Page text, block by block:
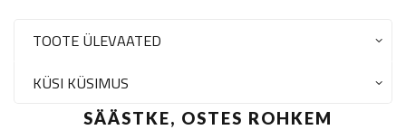
TOOTE ÜLEVAATED
KÜSI KÜSIMUS
SÄÄSTKE, OSTES ROHKEM